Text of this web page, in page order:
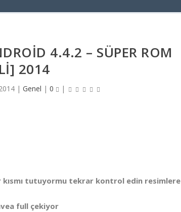
4.4.2 – SÜPER ROM
2014
|Genel |0 |
tutuyormu tekrar kontrol edin resimlere
full çekiyor